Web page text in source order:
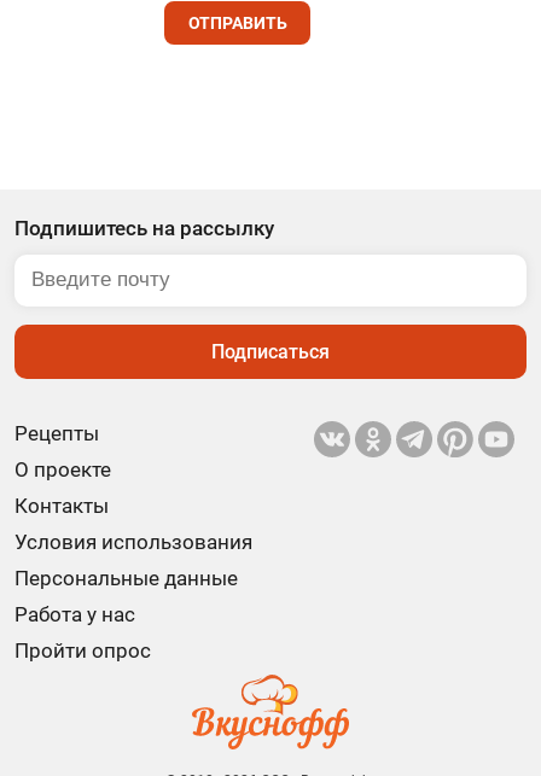
ОТПРАВИТЬ
Рецепты
О проекте
Контакты
Условия использования
Персональные данные
Работа у нас
Пройти опрос
Подпишитесь на рассылку
Подписаться